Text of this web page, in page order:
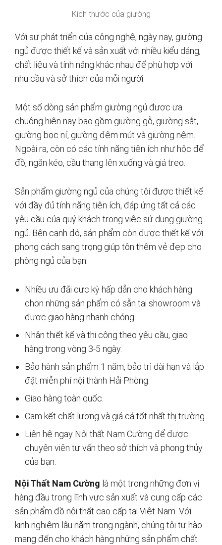
Kích thước của giường
Với sự phát triển của công nghệ, ngày nay, giường
ngủ được thiết kế và sản xuất với nhiều kiểu dáng,
chất liệu và tính năng khác nhau để phù hợp với
nhu cầu và sở thích của mỗi người.
Một số dòng sản phẩm giường ngủ được ưa
chuộng hiện nay bao gồm giường gỗ, giường sắt,
giường bọc nỉ, giường đệm mút và giường nệm.
Ngoài ra, còn có các tính năng tiện ích như hộc để
đồ, ngăn kéo, cầu thang lên xuống và giá treo.
Sản phẩm giường ngủ của chúng tôi được thiết kế
với đầy đủ tính năng tiện ích, đáp ứng tất cả các
yêu cầu của quý khách trong việc sử dụng giường
ngủ. Bên cạnh đó, sản phẩm còn được thiết kế với
phong cách sang trọng giúp tôn thêm vẻ đẹp cho
phòng ngủ của bạn.
Nhiều ưu đãi cực kỳ hấp dẫn cho khách hàng
chọn những sản phẩm có sẵn tại showroom và
được giao hàng nhanh chóng.
Nhận thiết kế và thi công theo yêu cầu, giao
hàng trong vòng 3-5 ngày.
Bảo hành sản phẩm 1 năm, bảo trì dài hạn và lắp
đặt miễn phí nội thành Hải Phòng.
Giao hàng toàn quốc.
Cam kết chất lượng và giá cả tốt nhất thị trường
Liên hệ ngay Nội thất Nam Cường để được
chuyên viên tư vấn theo sở thích và phong thủy
của bạn.
Nội Thất Nam Cường là một trong những đơn vị
hàng đầu trong lĩnh vực sản xuất và cung cấp các
sản phẩm đồ nội thất cao cấp tại Việt Nam. Với
kinh nghiệm lâu năm trong ngành, chúng tôi tự hào
mang đến cho khách hàng những sản phẩm chất